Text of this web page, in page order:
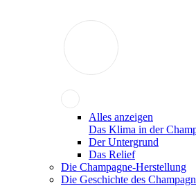
Alles anzeigen
Das Klima in der
Der Untergrund
Das Relief
Die Champagne-Herstellung
Die Geschichte des